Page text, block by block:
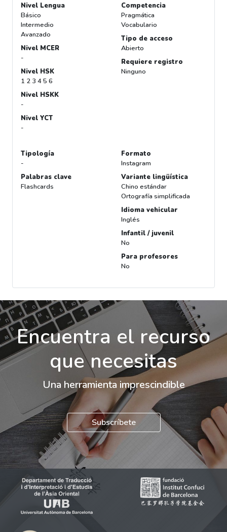
Nivel Lengua
Básico
Intermedio
Avanzado
Nivel MCER
-
Nivel HSK
1 2 3 4 5 6
Nivel HSKK
-
Nivel YCT
-
Competencia
Pragmática
Vocabulario
Tipo de acceso
Abierto
Requiere registro
Ninguno
Tipología
-
Palabras clave
Flashcards
Formato
Instagram
Variante lingüística
Chino estándar
Ortografía simplificada
Idioma vehicular
Inglés
Infantil / juvenil
No
Para profesores
No
Encuentra el recurso
que necesitas
Una herramienta imprescindible
Subscríbete